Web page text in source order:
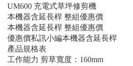
UM600 充電式草坪修剪機
本機器含延長桿 整組優惠價
本機器含延長桿 整組優惠價
優惠價私訊小編本機器含延長桿
產品規格表
工作能力 剪草寬度：160mm